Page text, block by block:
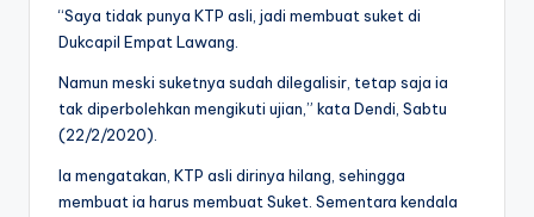
“Saya tidak punya KTP asli, jadi membuat suket di
Dukcapil Empat Lawang.
Namun meski suketnya sudah dilegalisir, tetap saja ia
tak diperbolehkan mengikuti ujian,” kata Dendi, Sabtu
(22/2/2020).
Ia mengatakan, KTP asli dirinya hilang, sehingga
membuat ia harus membuat Suket. Sementara kendala